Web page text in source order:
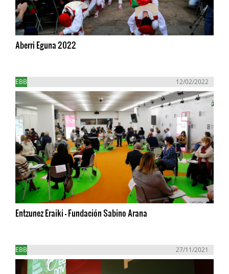
Aberri Eguna 2022
EBB 12/02/2022
Entzunez Eraiki - Fundación Sabino Arana
EBB 27/11/2021